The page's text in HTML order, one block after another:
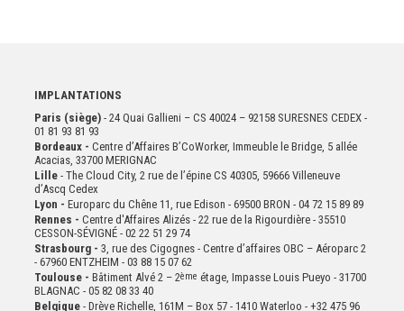
IMPLANTATIONS
Paris (siège) - 24 Quai Gallieni – CS 40024 – 92158 SURESNES CEDEX -
01 81 93 81 93
Bordeaux - Centre d’Affaires B’CoWorker, Immeuble le Bridge, 5 allée
Acacias, 33700 MERIGNAC
Lille- The Cloud City, 2 rue de l’épine CS 40305, 59666 Villeneuve
d’Ascq Cedex
Lyon - Europarc du Chêne 11, rue Edison - 69500 BRON - 04 72 15 89 89
Rennes - Centre d'Affaires Alizés - 22 rue de la Rigourdière - 35510
CESSON-SÉVIGNÉ - 02 22 51 29 74
Strasbourg - 3, rue des Cigognes - Centre d’affaires OBC – Aéroparc 2
- 67960 ENTZHEIM - 03 88 15 07 62
Toulouse - Bâtiment Alvé 2 – 2ème étage, Impasse Louis Pueyo - 31700
BLAGNAC - 05 82 08 33 40
Belgique- Drève Richelle, 161M – Box 57 - 1410 Waterloo - +32 475 96